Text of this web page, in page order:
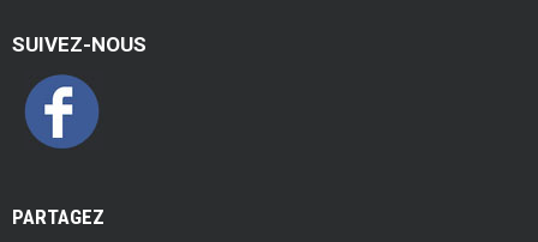
SUIVEZ-NOUS
PARTAGEZ